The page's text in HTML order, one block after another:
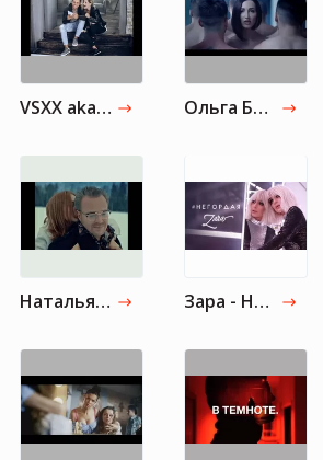
VSXX aka Влад Соколовский - Мишень Ольга Бузова - Мало половин
Наталья Подольская - Землянин Зара - Негордая